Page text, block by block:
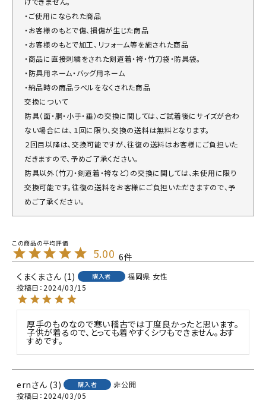
・ご使用になられた商品
・お客様のもとで傷、損傷が生じた商品
・お客様のもとで加工、リフォーム等を施された商品
・商品に直接刺繍をされた剣道着・袴・竹刀袋・防具袋。
・防具用ネーム・バッグ用ネーム
・納品時の商品ラベルをなくされた商品
交換について
防具（面・胴・小手・垂）の交換に関しては、ご試着後にサイズが合わ
ない場合には、１回に限り、交換の送料は無料となります。
２回目以降は、交換可能ですが、往復の送料はお客様にご負担いた
だきますので、予めご了承ください。
防具以外（竹刀・剣道着・袴など）の交換に関しては、未使用に限り
交換可能です。往復の送料をお客様にご負担いただきますので、予
めご了承ください。
5.00 6
くまくま
1 購入者 福岡県 女性
投稿日 2024/03/15
厚手のものなので寒い稽古では丁度良かったと思います。
子供が着るので、とっても着やすくシワもできません。おす
すめです。
ern 3 購入者
非公開
投稿日 2024/03/05